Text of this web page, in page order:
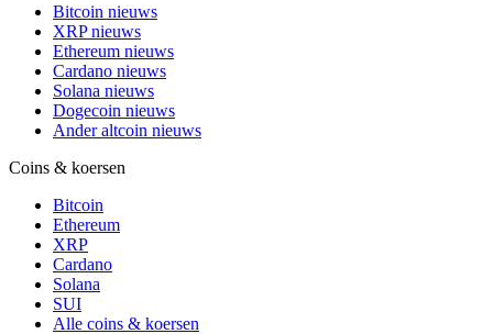
Bitcoin nieuws
XRP nieuws
Ethereum nieuws
Cardano nieuws
Solana nieuws
Dogecoin nieuws
Ander altcoin nieuws
Coins & koersen
Bitcoin
Ethereum
XRP
Cardano
Solana
SUI
Alle coins & koersen